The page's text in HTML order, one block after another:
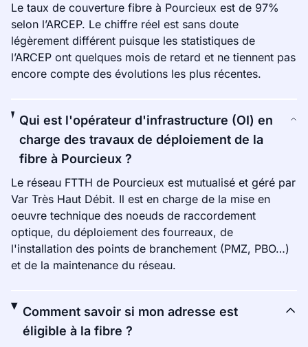
Le taux de couverture fibre à Pourcieux est de 97%
selon l’ARCEP. Le chiffre réel est sans doute
légèrement différent puisque les statistiques de
l’ARCEP ont quelques mois de retard et ne tiennent pas
encore compte des évolutions les plus récentes.
Qui est l'opérateur d'infrastructure (OI) en
charge des travaux de déploiement de la
fibre à Pourcieux ?
Le réseau FTTH de Pourcieux est mutualisé et géré par
Var Très Haut Débit. Il est en charge de la mise en
oeuvre technique des noeuds de raccordement
optique, du déploiement des fourreaux, de
l'installation des points de branchement (PMZ, PBO…)
et de la maintenance du réseau.
Comment savoir si mon adresse est
éligible à la fibre ?